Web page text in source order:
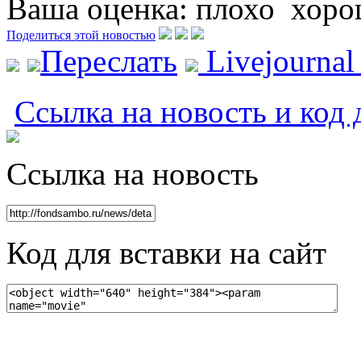
Ваша оценка: плохо
Поделиться этой новостью
Переслать
Ссылка на новость и код
Ссылка на новость
Код для вставки на сайт